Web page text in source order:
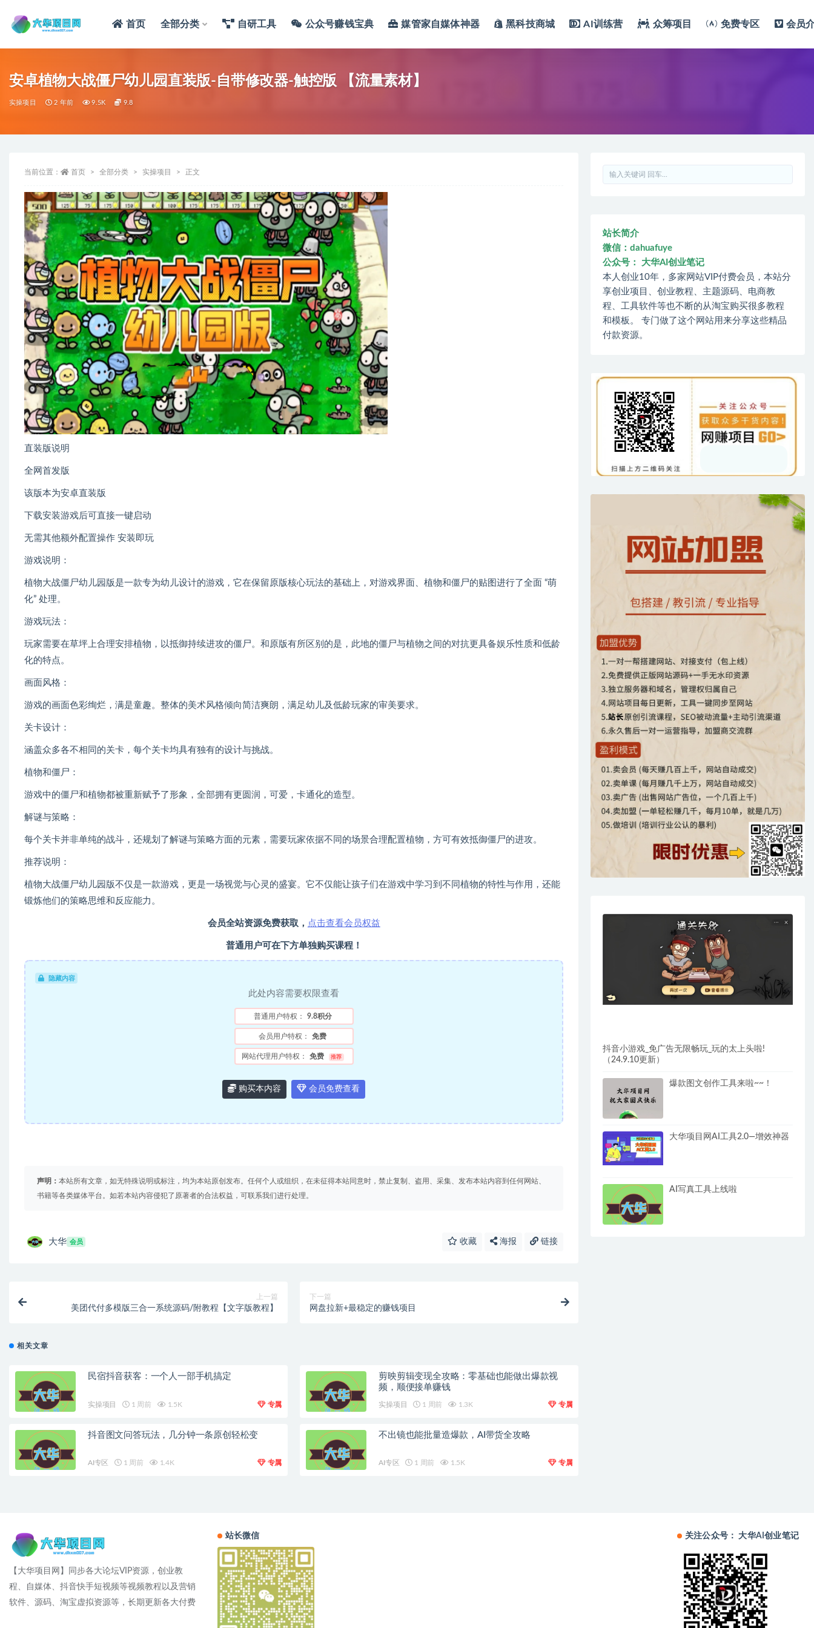
首页 全部分类 自研工具 公众号赚钱宝典 媒管家自媒体神器 黑科技商城 AI训练营 众筹项目 免费专区 会员
安卓植物大战僵尸幼儿园直装版-自带修改器-触控版 【流量素材】
实操项目 2 年前 9.5K 9.8
当前位置： 首页 全部分类 实操项目 正文
直装版说明
全网首发版
该版本为安卓直装版
下载安装游戏后可直接一键启动
无需其他额外配置操作 安装即玩
游戏说明：
植物大战僵尸幼儿园版是一款专为幼儿设计的游戏，它在保留原版核心玩法的基础上，对游戏界面、植物和僵尸的贴图进行了全面 “萌
化” 处理。
游戏玩法：
玩家需要在草坪上合理安排植物，以抵御持续进攻的僵尸。和原版有所区别的是，此地的僵尸与植物之间的对抗更具备娱乐性质和低龄
化的特点。
画面风格：
游戏的画面色彩绚烂，满是童趣。整体的美术风格倾向简洁爽朗，满足幼儿及低龄玩家的审美要求。
关卡设计：
涵盖众多各不相同的关卡，每个关卡均具有独有的设计与挑战。
植物和僵尸：
游戏中的僵尸和植物都被重新赋予了形象，全部拥有更圆润，可爱，卡通化的造型。
解谜与策略：
每个关卡并非单纯的战斗，还规划了解谜与策略方面的元素，需要玩家依据不同的场景合理配置植物，方可有效抵御僵尸的进攻。
推荐说明：
植物大战僵尸幼儿园版不仅是一款游戏，更是一场视觉与心灵的盛宴。它不仅能让孩子们在游戏中学习到不同植物的特性与作用，还能
锻炼他们的策略思维和反应能力。
会员全站资源免费获取， 点击查看会员权益
普通用户可在下方单独购买课程！
隐藏内容
此处内容需要权限查看
普通用户特权： 9.8积分
会员用户特权： 免费
网站代理用户特权： 免费 推荐
购买本内容 会员免费查看
声明： 本站所有文章，如无特殊说明或标注，均为本站原创发布。任何个人或组织，在未征得本站同意时，禁止复制、盗用、采集、发布本站内容到任何网站、
书籍等各类媒体平台。如若本站内容侵犯了原著者的合法权益，可联系我们进行处理。
大华 会员 收藏 海报 链接
上一篇
美团代付多模版三合一系统源码/附教程【文字版教程】
下一篇
网盘拉新+最稳定的赚钱项目
相关文章
民宿抖音获客：一个人一部手机搞定
实操项目 1 周前 1.5K 专属
剪映剪辑变现全攻略：零基础也能做出爆款视
频，顺便接单赚钱
实操项目 1 周前 1.3K 专属
抖音图文问答玩法，几分钟一条原创轻松变
AI专区 1 周前 1.4K 专属
不出镜也能批量造爆款，AI带货全攻略
AI专区 1 周前 1.5K 专属
站长简介
微信：dahuafuye
公众号： 大华AI创业笔记
本人创业10年，多家网站VIP付费会员，本站分
享创业项目、创业教程、主题源码、电商教
程、工具软件等也不断的从淘宝购买很多教程
和模板。 专门做了这个网站用来分享这些精品
付款资源。
抖音小游戏_免广告无限畅玩_玩的太上头啦!
（24.9.10更新）
爆款图文创作工具来啦~~！
大华项目网AI工具2.0—增效神器
AI写真工具上线啦
【大华项目网】同步各大论坛VIP资源，创业教
程、自媒体、抖音快手短视频等视频教程以及营销
软件、源码、淘宝虚拟资源等，长期更新各大付费
站长微信 关注公众号： 大华AI创业笔记